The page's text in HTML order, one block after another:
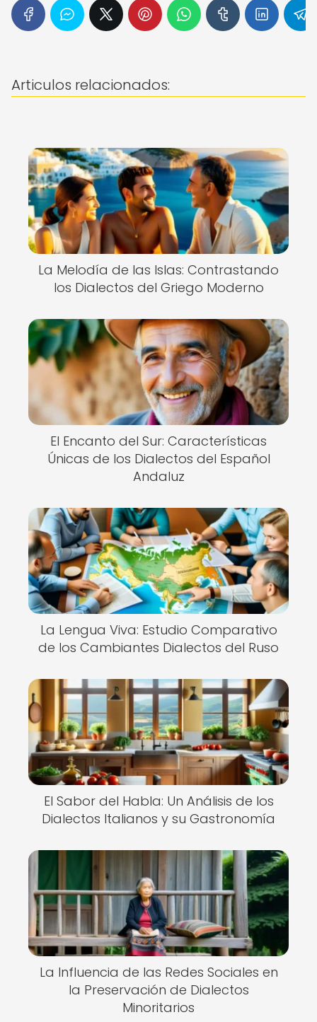
Articulos relacionados:
La Melodía de las Islas: Contrastando
los Dialectos del Griego Moderno
El Encanto del Sur: Características
Únicas de los Dialectos del Español
Andaluz
La Lengua Viva: Estudio Comparativo
de los Cambiantes Dialectos del Ruso
El Sabor del Habla: Un Análisis de los
Dialectos Italianos y su Gastronomía
La Influencia de las Redes Sociales en
la Preservación de Dialectos
Minoritarios